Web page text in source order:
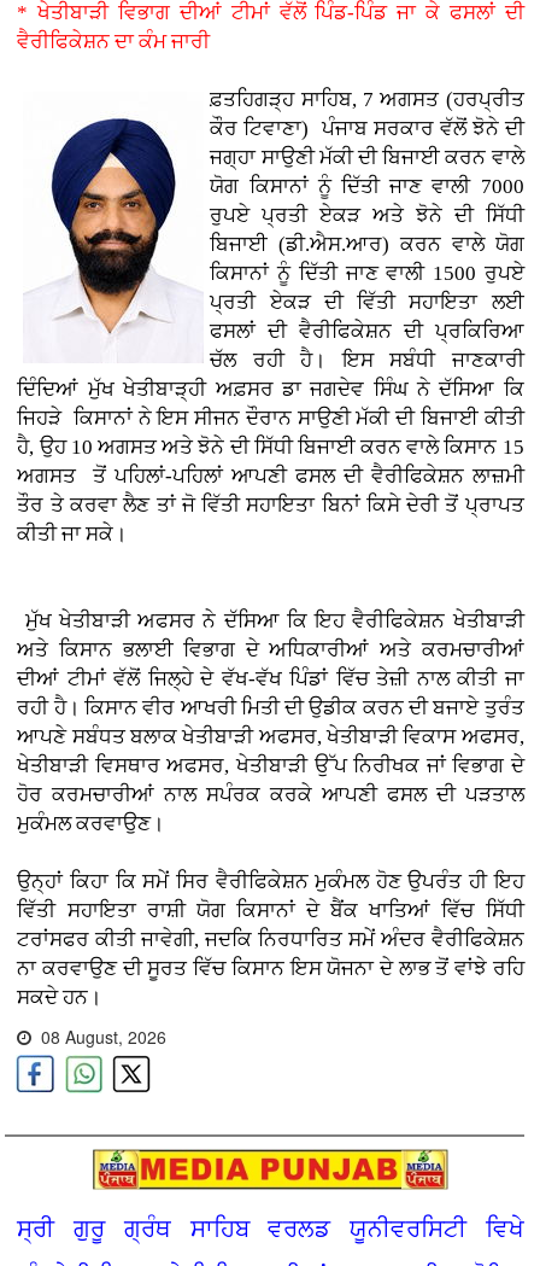
* ਖੇਤੀਬਾੜੀ ਵਿਭਾਗ ਦੀਆਂ ਟੀਮਾਂ ਵੱਲੋਂ ਪਿੰਡ-ਪਿੰਡ ਜਾ ਕੇ ਫਸਲਾਂ ਦੀ
ਵੈਰੀਫਿਕੇਸ਼ਨ ਦਾ ਕੰਮ ਜਾਰੀ
ਫ਼ਤਹਿਗੜ੍ਹ ਸਾਹਿਬ, 7 ਅਗਸਤ (ਹਰਪ੍ਰੀਤ
ਕੌਰ ਟਿਵਾਣਾ) ਪੰਜਾਬ ਸਰਕਾਰ ਵੱਲੋਂ ਝੋਨੇ ਦੀ
ਜਗ੍ਹਾ ਸਾਉਣੀ ਮੱਕੀ ਦੀ ਬਿਜਾਈ ਕਰਨ ਵਾਲੇ
ਯੋਗ ਕਿਸਾਨਾਂ ਨੂੰ ਦਿੱਤੀ ਜਾਣ ਵਾਲੀ 7000
ਰੁਪਏ ਪ੍ਰਤੀ ਏਕੜ ਅਤੇ ਝੋਨੇ ਦੀ ਸਿੱਧੀ
ਬਿਜਾਈ (ਡੀ.ਐਸ.ਆਰ) ਕਰਨ ਵਾਲੇ ਯੋਗ
ਕਿਸਾਨਾਂ ਨੂੰ ਦਿੱਤੀ ਜਾਣ ਵਾਲੀ 1500 ਰੁਪਏ
ਪ੍ਰਤੀ ਏਕੜ ਦੀ ਵਿੱਤੀ ਸਹਾਇਤਾ ਲਈ
ਫਸਲਾਂ ਦੀ ਵੈਰੀਫਿਕੇਸ਼ਨ ਦੀ ਪ੍ਰਕਿਰਿਆ
ਚੱਲ ਰਹੀ ਹੈ। ਇਸ ਸਬੰਧੀ ਜਾਣਕਾਰੀ
ਦਿੰਦਿਆਂ ਮੁੱਖ ਖੇਤੀਬਾੜ੍ਹੀ ਅਫ਼ਸਰ ਡਾ ਜਗਦੇਵ ਸਿੰਘ ਨੇ ਦੱਸਿਆ ਕਿ
ਜਿਹੜੇ ਕਿਸਾਨਾਂ ਨੇ ਇਸ ਸੀਜਨ ਦੌਰਾਨ ਸਾਉਣੀ ਮੱਕੀ ਦੀ ਬਿਜਾਈ ਕੀਤੀ
ਹੈ, ਉਹ 10 ਅਗਸਤ ਅਤੇ ਝੋਨੇ ਦੀ ਸਿੱਧੀ ਬਿਜਾਈ ਕਰਨ ਵਾਲੇ ਕਿਸਾਨ 15
ਅਗਸਤ ਤੋਂ ਪਹਿਲਾਂ-ਪਹਿਲਾਂ ਆਪਣੀ ਫਸਲ ਦੀ ਵੈਰੀਫਿਕੇਸ਼ਨ ਲਾਜ਼ਮੀ
ਤੌਰ ਤੇ ਕਰਵਾ ਲੈਣ ਤਾਂ ਜੋ ਵਿੱਤੀ ਸਹਾਇਤਾ ਬਿਨਾਂ ਕਿਸੇ ਦੇਰੀ ਤੋਂ ਪ੍ਰਾਪਤ
ਕੀਤੀ ਜਾ ਸਕੇ।
ਮੁੱਖ ਖੇਤੀਬਾੜੀ ਅਫਸਰ ਨੇ ਦੱਸਿਆ ਕਿ ਇਹ ਵੈਰੀਫਿਕੇਸ਼ਨ ਖੇਤੀਬਾੜੀ
ਅਤੇ ਕਿਸਾਨ ਭਲਾਈ ਵਿਭਾਗ ਦੇ ਅਧਿਕਾਰੀਆਂ ਅਤੇ ਕਰਮਚਾਰੀਆਂ
ਦੀਆਂ ਟੀਮਾਂ ਵੱਲੋਂ ਜਿਲ੍ਹੇ ਦੇ ਵੱਖ-ਵੱਖ ਪਿੰਡਾਂ ਵਿੱਚ ਤੇਜ਼ੀ ਨਾਲ ਕੀਤੀ ਜਾ
ਰਹੀ ਹੈ। ਕਿਸਾਨ ਵੀਰ ਆਖਰੀ ਮਿਤੀ ਦੀ ਉਡੀਕ ਕਰਨ ਦੀ ਬਜਾਏ ਤੁਰੰਤ
ਆਪਣੇ ਸਬੰਧਤ ਬਲਾਕ ਖੇਤੀਬਾੜੀ ਅਫਸਰ, ਖੇਤੀਬਾੜੀ ਵਿਕਾਸ ਅਫਸਰ,
ਖੇਤੀਬਾੜੀ ਵਿਸਥਾਰ ਅਫਸਰ, ਖੇਤੀਬਾੜੀ ਉੱਪ ਨਿਰੀਖਕ ਜਾਂ ਵਿਭਾਗ ਦੇ
ਹੋਰ ਕਰਮਚਾਰੀਆਂ ਨਾਲ ਸਪੰਰਕ ਕਰਕੇ ਆਪਣੀ ਫਸਲ ਦੀ ਪੜਤਾਲ
ਮੁਕੰਮਲ ਕਰਵਾਉਣ।
ਉਨ੍ਹਾਂ ਕਿਹਾ ਕਿ ਸਮੇਂ ਸਿਰ ਵੈਰੀਫਿਕੇਸ਼ਨ ਮੁਕੰਮਲ ਹੋਣ ਉਪਰੰਤ ਹੀ ਇਹ
ਵਿੱਤੀ ਸਹਾਇਤਾ ਰਾਸ਼ੀ ਯੋਗ ਕਿਸਾਨਾਂ ਦੇ ਬੈਂਕ ਖਾਤਿਆਂ ਵਿੱਚ ਸਿੱਧੀ
ਟਰਾਂਸਫਰ ਕੀਤੀ ਜਾਵੇਗੀ, ਜਦਕਿ ਨਿਰਧਾਰਿਤ ਸਮੇਂ ਅੰਦਰ ਵੈਰੀਫਿਕੇਸ਼ਨ
ਨਾ ਕਰਵਾਉਣ ਦੀ ਸੂਰਤ ਵਿੱਚ ਕਿਸਾਨ ਇਸ ਯੋਜਨਾ ਦੇ ਲਾਭ ਤੋਂ ਵਾਂਝੇ ਰਹਿ
ਸਕਦੇ ਹਨ।
08 August, 2026
ਸ੍ਰੀ ਗੁਰੂ ਗ੍ਰੰਥ ਸਾਹਿਬ ਵਰਲਡ ਯੂਨੀਵਰਸਿਟੀ ਵਿਖੇ